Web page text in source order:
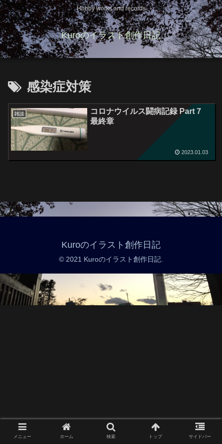
Hobby works and records
Kuroのイラスト創作日記
感染症対策
雑談
コロナウイルス闘病記録 Part７
最終章
2023.01.03
Kuroのイラスト創作日記
© 2021 Kuroのイラスト創作日記.
メニュー ホーム 検索 トップ サイドバー